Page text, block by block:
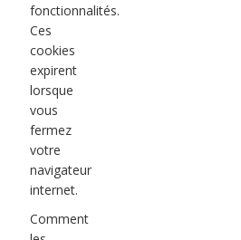
fonctionnalités.
Ces
cookies
expirent
lorsque
vous
fermez
votre
navigateur
internet.
Comment